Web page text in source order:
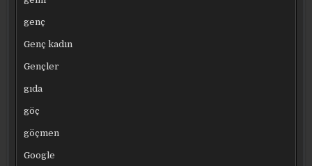
genç
Genç kadın
Gençler
gıda
göç
göçmen
Google